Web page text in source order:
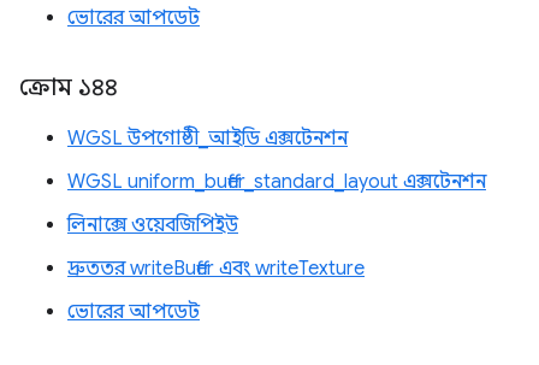
ভোরের আপডেট
ক্রোম ১৪৪
WGSL উপগোষ্ঠী_আইডি এক্সটেনশন
WGSL uniform_buffer_standard_layout এক্সটেনশন
লিনাক্সে ওয়েবজিপিইউ
দ্রুততর writeBuffer এবং writeTexture
ভোরের আপডেট